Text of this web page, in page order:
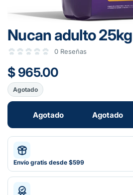
Nucan adulto 25kg
0 Reseñas
$ 965.00
Agotado
Agotado Agotado
Envío gratis desde $599